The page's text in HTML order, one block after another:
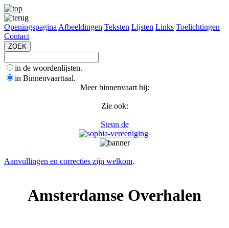
Openingspagina Afbeeldingen Teksten Lijsten Links Toelichtingen
Contact
in de woordenlijsten.
in Binnenvaarttaal.
Meer binnenvaart bij:
Zie ook:
Steun de
Aanvullingen en correcties zijn welkom.
Amsterdamse Overhalen